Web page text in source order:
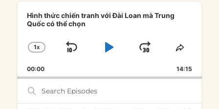
Audio
Player
Hình thức chiến tranh với Đài Loan mà Trung
Quốc có thể chọn
CHANGE
RATE
1X
SKIP
PLAYJUMP
FORWARD
SHARE
00:00 14:15
Search
Episodes